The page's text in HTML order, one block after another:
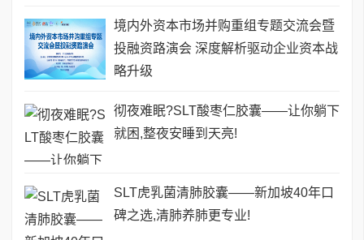
境内外资本市场并购重组专题交流会暨
投融资路演会 深度解析驱动企业资本战
略升级
彻夜难眠?SLT酸枣仁胶囊——让你躺下
就困,整夜安睡到天亮!
SLT虎乳菌清肺胶囊——新加坡40年口
碑之选,清肺养肺更专业!